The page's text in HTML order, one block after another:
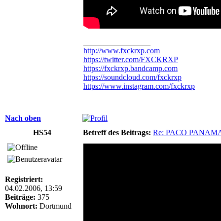
http://www.fxckrxp.com
https://twitter.com/FXCKRXP
https://fxckrxp.bandcamp.com
https://soundcloud.com/fxckrxp
https://www.instagram.com/fxckrxp
Nach oben
HS54
Betreff des Beitrags: Re: PACO
Registriert:
04.02.2006, 13:59
Beiträge: 375
Wohnort: Dortmund